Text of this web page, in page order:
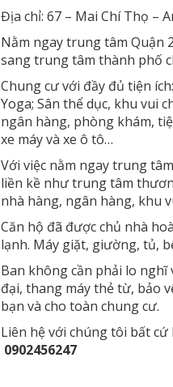
Địa chỉ: 67 – Mai Chí Thọ –
Nằm ngay trung tâm Quận
sang trung tâm thành phố
Chung cư với đầy đủ tiện
Yoga; Sân thể dục, khu vui
ngân hàng, phòng khám,
xe máy và xe ô tô…
Với việc nằm ngay trung
liền kề như trung tâm
nhà hàng, ngân hàng, khu
Căn hộ đã được chủ nhà
lạnh. Máy giặt, giường, tủ,
Ban không cần phải lo
đại, thang máy thẻ từ, bảo
bạn và cho toàn chung cư.
Liên hệ với chúng tôi bất cứ
0902456247